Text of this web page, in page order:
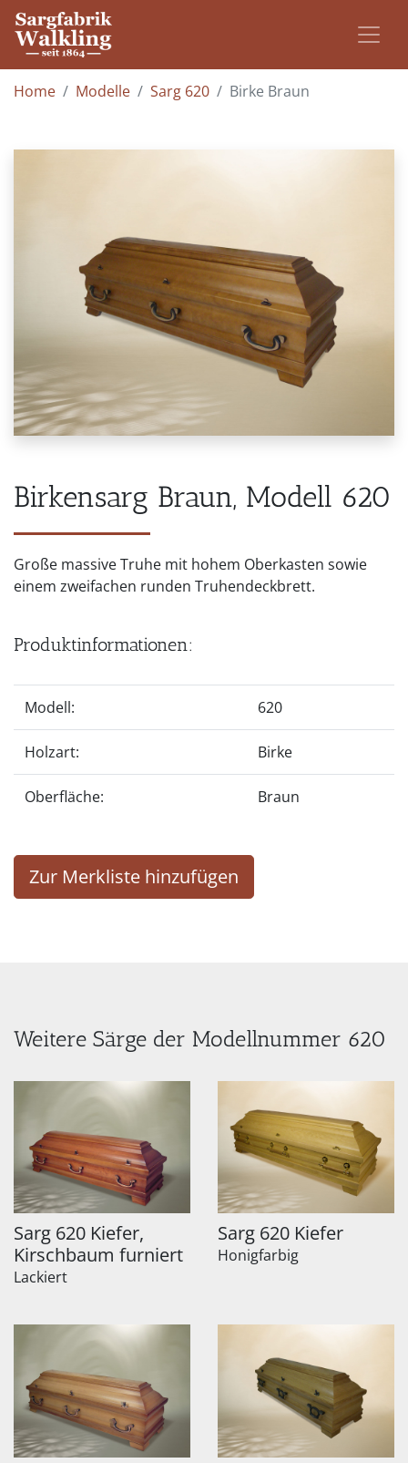
Home Modelle Sarg 620 Birke Braun
Birkensarg Braun, Modell 620
Große massive Truhe mit hohem Oberkasten sowie
einem zweifachen runden Truhendeckbrett.
Produktinformationen:
Modell: 620
Holzart: Birke
Oberfläche: Braun
Zur Merkliste hinzufügen
Weitere Särge der Modellnummer 620
Sarg 620 Kiefer,
Kirschbaum furniert
Lackiert
Sarg 620 Kiefer
Honigfarbig